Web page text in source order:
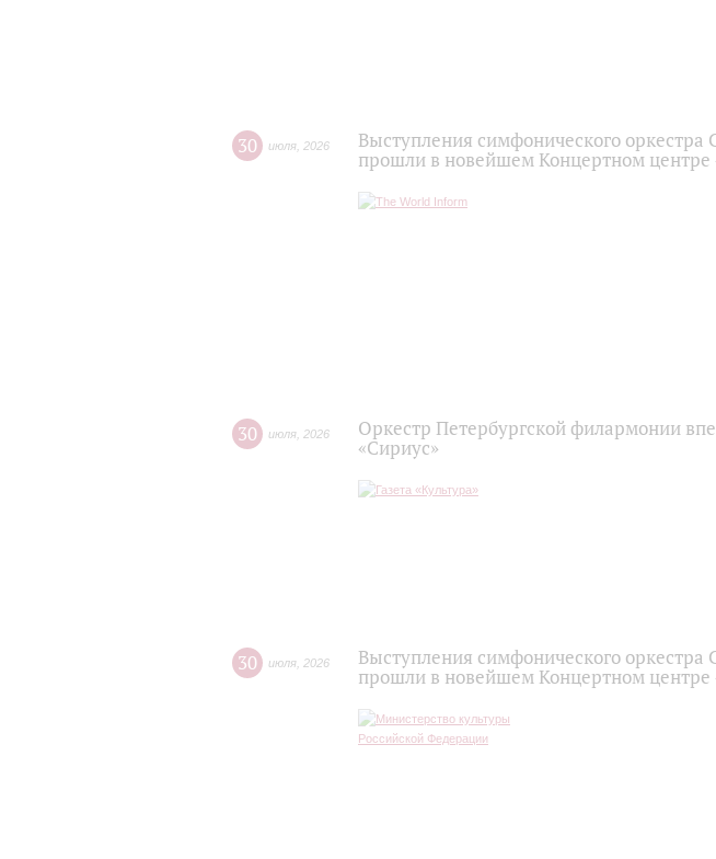
30 июля 2026
Выступления симфонического
прошли в новейшем Концертном центре
30 июля 2026
Оркестр Петербургской филармонии
«Сириус»
30 июля 2026
Выступления симфонического
прошли в новейшем Концертном центре